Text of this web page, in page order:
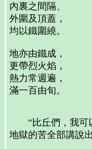
內裏之間隔、
外圍及頂蓋，
均以鐵圍繞。
地亦由鐵成，
更帶烈火焰，
熱力常週遍，
滿一百由旬。
“比丘們，我可
地獄的苦全部講說出